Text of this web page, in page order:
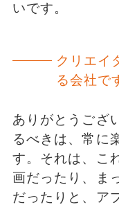
いです。
クリエイ
る会社で
ありがとうござ
るべきは、常に
す。それは、こ
画だったり、ま
だったりと、ア